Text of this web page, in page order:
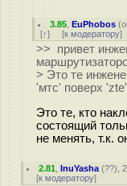
3.85 ,EuPhobos (
[↑] [к модератору]
>> привет
> Это те
'мтс' поверх
Это те, кто
состоящий
не менять, т.к.
2.81 ,InuYasha (??),
[к модератору]